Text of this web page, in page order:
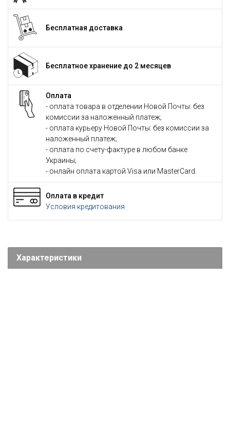
Бесплатная доставка
Бесплатное хранение до 2 месяцев
Оплата
- оплата товара в отделении Новой Почты: без
комиссии за наложенный платеж;
- оплата курьеру Новой Почты: без комиссии за
наложенный платеж;
- оплата по счету-фактуре в любом банке
Украины;
- онлайн оплата картой Visa или MasterCard.
Оплата в кредит
Условия кредитования
Характеристики